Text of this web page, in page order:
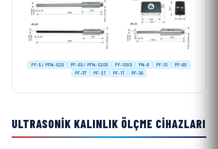
PF-5 / PFN-52D PF-5S / PFN-52DS PF-1000 PN-6 PF-1S
PF-6S
PF-3T
PF-2T PF-1T PF-30
ULTRASONIK KALINLIK ÖLÇME CIHAZLARI